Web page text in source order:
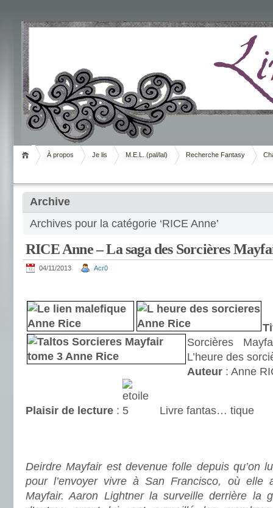
Livrement
À propos Je lis M.E.L. (pal/lal) Recherche Fantasy
Archive
Archives pour la catégorie ‘RICE Anne’
RICE Anne – La saga des Sorcières
04/11/2013 Acr0
Sorcières
L’heure des
Auteur : Anne
Plaisir de lecture :
Livre fantas… tique
Deirdre Mayfair est devenue folle depuis qu’on
pour l’envoyer vivre à San Francisco, où elle
Mayfair. Aaron Lightner la surveille derrière la